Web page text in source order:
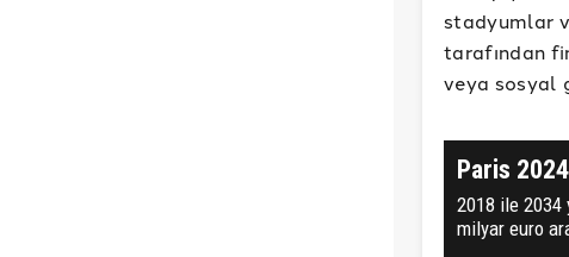
stadyumlar
tarafından
veya sosyal